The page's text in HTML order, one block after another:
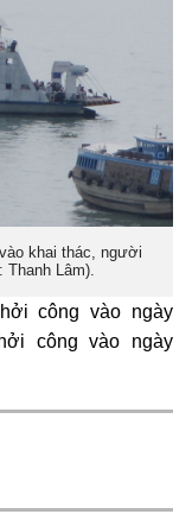
khai thác, người
Thanh Lâm).
công vào ngày
công vào ngày